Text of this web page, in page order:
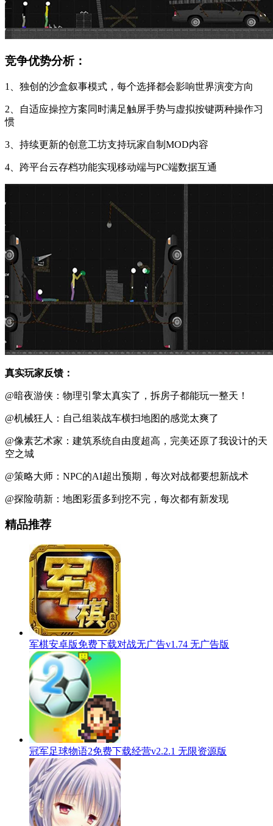
竞争优势分析：
1、独创的沙盒叙事模式，每个选择都会影响世界演变方向
2、自适应操控方案同时满足触屏手势与虚拟按键两种操作习
惯
3、持续更新的创意工坊支持玩家自制MOD内容
4、跨平台云存档功能实现移动端与PC端数据互通
真实玩家反馈：
@暗夜游侠：物理引擎太真实了，拆房子都能玩一整天！
@机械狂人：自己组装战车横扫地图的感觉太爽了
@像素艺术家：建筑系统自由度超高，完美还原了我设计的天
空之城
@策略大师：NPC的AI超出预期，每次对战都要想新战术
@探险萌新：地图彩蛋多到挖不完，每次都有新发现
精品推荐
军棋安卓版免费下载对战无广告v1.74 无广告版
冠军足球物语2免费下载经营v2.2.1 无限资源版